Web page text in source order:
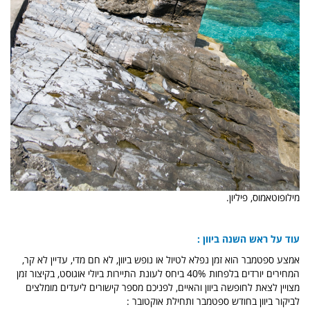
מילופוטאמוס, פיליון.
עוד על ראש השנה ביוון :
אמצע ספטמבר הוא זמן נפלא לטיול או נופש ביוון, לא חם מדי, עדיין לא קר,
המחירים יורדים בלפחות 40% ביחס לעונת התיירות ביולי אוגוסט, בקיצור זמן
מצויין לצאת לחופשה ביוון והאיים, לפניכם מספר קישורים ליעדים מומלצים
לביקור ביוון בחודש ספטמבר ותחילת אוקטובר :